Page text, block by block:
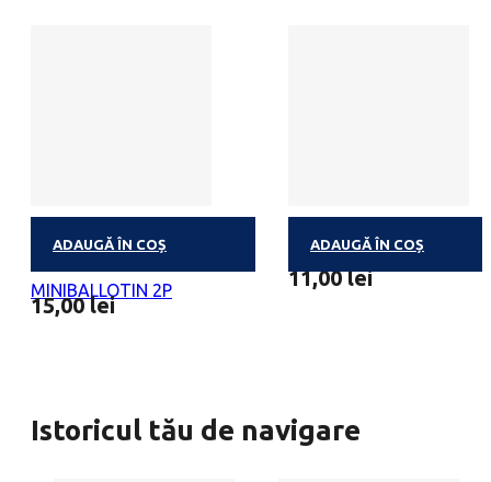
ADAUGĂ ÎN COȘ
MINIBALLOTIN 2P
15,00lei
ADAUGĂ ÎN COȘ
11,00lei
Istoricul tău de navigare